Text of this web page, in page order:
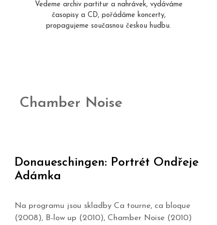
Vedeme archiv partitur a nahrávek, vydáváme
časopisy a CD, pořádáme koncerty,
propagujeme současnou českou hudbu.
Chamber Noise
Donaueschingen: Portrét Ondřeje
Adámka
Na programu jsou skladby Ca tourne, ca bloque
(2008), B-low up (2010), Chamber Noise (2010)